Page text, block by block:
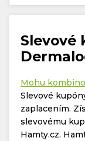
Slevové
Mohu
Slevové
zaplacením.
slevovému
Hamty.cz.